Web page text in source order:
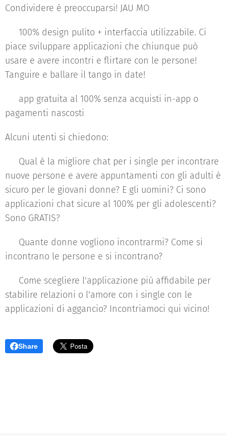
Condividere è preoccuparsi! JAU MO
♥ 100% design pulito + interfaccia utilizzabile. Ci
piace sviluppare applicazioni che chiunque può
usare e avere incontri e flirtare con le persone!
Tanguire e ballare il tango in date!
♥ app gratuita al 100% senza acquisti in-app o
pagamenti nascosti
Alcuni utenti si chiedono:
♥ Qual è la migliore chat per i single per incontrare
nuove persone e avere appuntamenti con gli adulti è
sicuro per le giovani donne? E gli uomini? Ci sono
applicazioni chat sicure al 100% per gli adolescenti?
Sono GRATIS?
♥ Quante donne vogliono incontrarmi? Come si
incontrano le persone e si incontrano?
♥ Come scegliere l'applicazione più affidabile per
stabilire relazioni o l'amore con i single con le
applicazioni di aggancio? Incontriamoci qui vicino!
Share